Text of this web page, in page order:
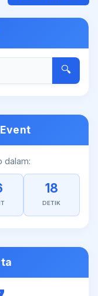
🔍
dalam:
18
DETIK